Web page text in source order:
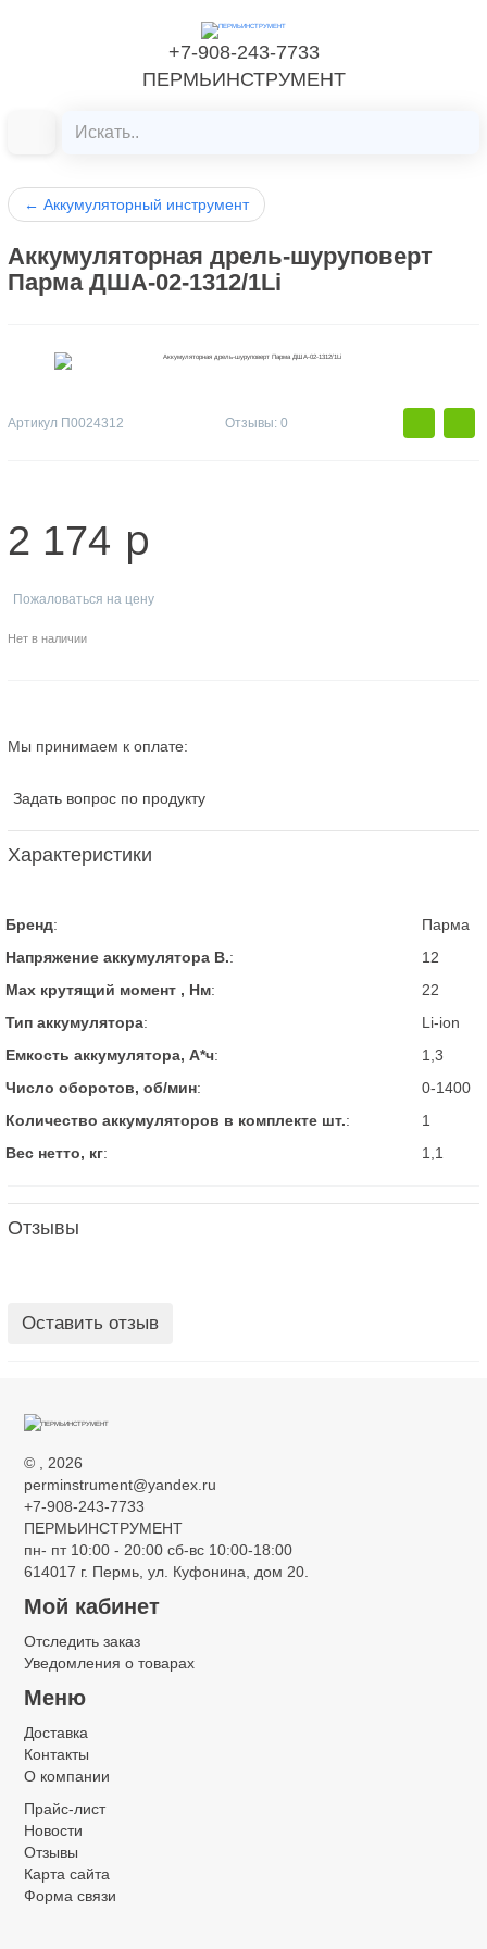
+7-908-243-7733
ПЕРМЬИНСТРУМЕНТ
← Аккумуляторный инструмент
Аккумуляторная дрель-шуруповерт
Парма ДША-02-1312/1Li
Артикул П0024312 Отзывы: 0
2 174 p
Пожаловаться на цену
Нет в наличии
Мы принимаем к оплате:
Задать вопрос по продукту
Характеристики
Бренд:
Парма
Напряжение аккумулятора В.:
12
Max крутящий момент , Нм:
22
Тип аккумулятора:
Li-ion
Емкость аккумулятора, А*ч:
1,3
Число оборотов, об/мин:
0-1400
Количество аккумуляторов в комплекте шт.:
1
Вес нетто, кг: 1,1
Отзывы
Оставить отзыв
©
, 2026
perminstrument@yandex.ru
+7-908-243-7733
ПЕРМЬИНСТРУМЕНТ
пн- пт 10:00 - 20:00 сб-вс 10:00-18:00
614017 г. Пермь, ул. Куфонина, дом 20.
Мой кабинет
Отследить заказ
Уведомления о товарах
Меню
Доставка
Контакты
О компании
Прайс-лист
Новости
Отзывы
Карта сайта
Форма связи